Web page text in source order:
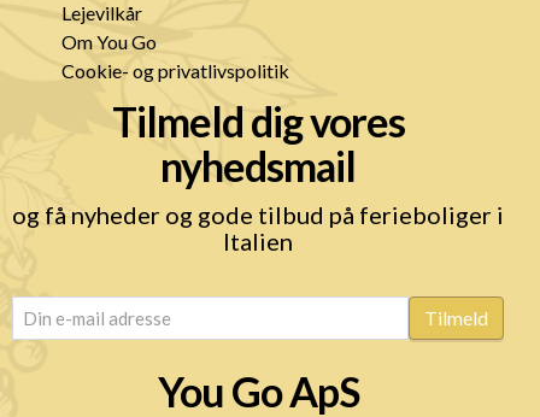
Lejevilkår
Om You Go
Cookie- og privatlivspolitik
Tilmeld dig vores
nyhedsmail
og få nyheder og gode tilbud på ferieboliger i
Italien
email (Påkrævet) Tilmeld
You Go ApS